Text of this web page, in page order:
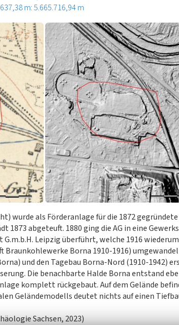
m: 5.665.716,94 m
wurde als Förderanlage für die 1872
abgeteuft. 1880 ging die AG in eine
G.m.b.H. Leipzig überführt, welche 1916
Braunkohlewerke Borna 1910-1916)
und den Tagebau Borna-Nord (1910-1942)
Die benachbarte Halde Borna entstand
komplett rückgebaut. Auf dem Gelände
Geländemodells deutet nichts auf einen
Sachsen, 2023)